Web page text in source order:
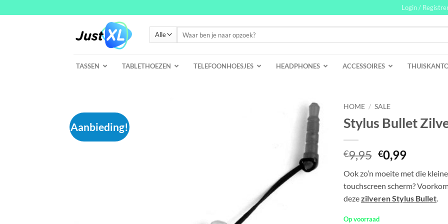
naar
Login /
TASSEN TABLETHOEZEN TELEFOONHOESJES HEADPHONES ACCESSOIRES
Aanbieding!
HOME / SALE
Stylus Bullet
€9,95
prijs
was:
€9,95.
€0,99Huidige
is:
€0,99.
Ook zo’n moeite met die
touchscreen scherm?
dezezilveren Stylus Bullet
Op voorraad